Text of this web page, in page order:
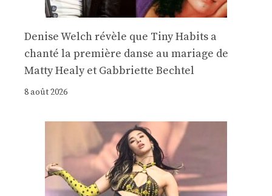
Denise Welch révèle que Tiny Habits a
chanté la première danse au mariage de
Matty Healy et Gabbriette Bechtel
8 août 2026